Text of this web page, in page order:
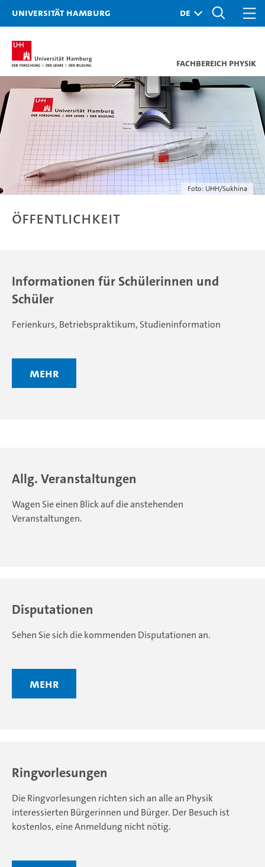
Universität Hamburg
Fachbereich Physik
Foto: UHH/Sukhina
Öffentlichkeit
Informationen für Schülerinnen und
Schüler
Ferienkurs, Betriebspraktikum, Studieninformation
mehr
Allg. Veranstaltungen
Wagen Sie einen Blick auf die anstehenden
Veranstaltungen.
Disputationen
Sehen Sie sich die kommenden Disputationen an.
mehr
Ringvorlesungen
Die Ringvorlesungen richten sich an alle an Physik
interessierten Bürgerinnen und Bürger. Der Besuch ist
kostenlos, eine Anmeldung nicht nötig.